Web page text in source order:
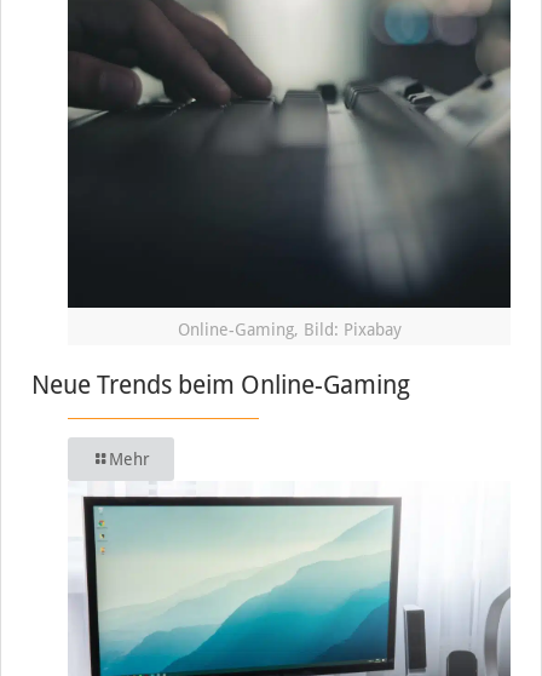
Online-Gaming, Bild: Pixabay
Neue Trends beim Online-Gaming
Mehr